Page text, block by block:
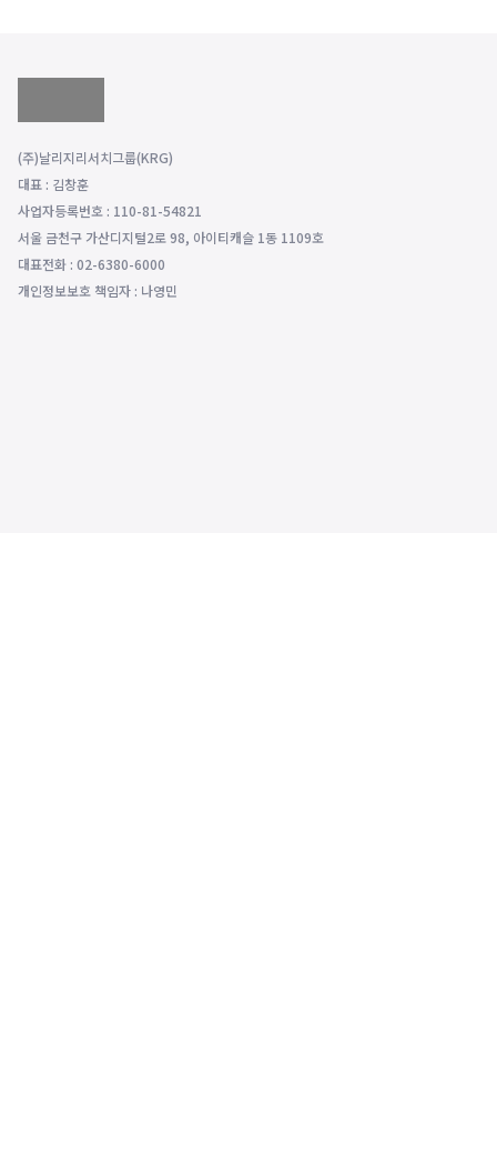
(주)날리지리서치그룹(KRG)
대표 : 김창훈
사업자등록번호 : 110-81-54821
서울 금천구 가산디지털2로 98, 아이티캐슬 1동 1109호
대표전화 : 02-6380-6000
개인정보보호 책임자 : 나영민